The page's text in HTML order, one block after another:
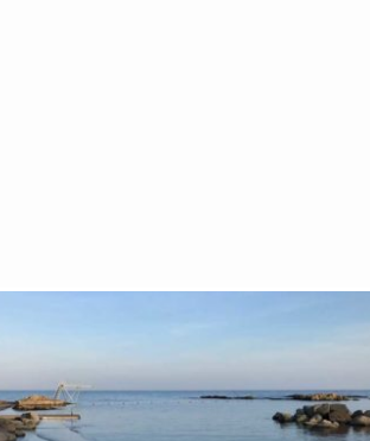
Bornholm
29. OKTOBER 2018